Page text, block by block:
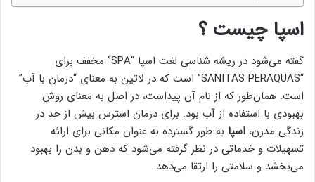
اسپا چیست ؟
گفته می‌شود در ریشه شناسی لغت اسپا “SPA” مخفف برای
“SANITAS PERAQUAS” است که در لاتین به معنای “درمان با آب”
است. همان‌طور که از نام آن پیداست، در اصل به معنای روش
بهبودی با استفاده از آب بود. برای درمان استرس بیش از حد در
زندگی مدرن، اسپا به طور گسترده به عنوان مکانی برای ارائه
تسهیلات و خدماتی در نظر گرفته می‌شود که ذهن و بدن را بهبود
می‌بخشد و سلامتی را ارتقا می‌دهد.